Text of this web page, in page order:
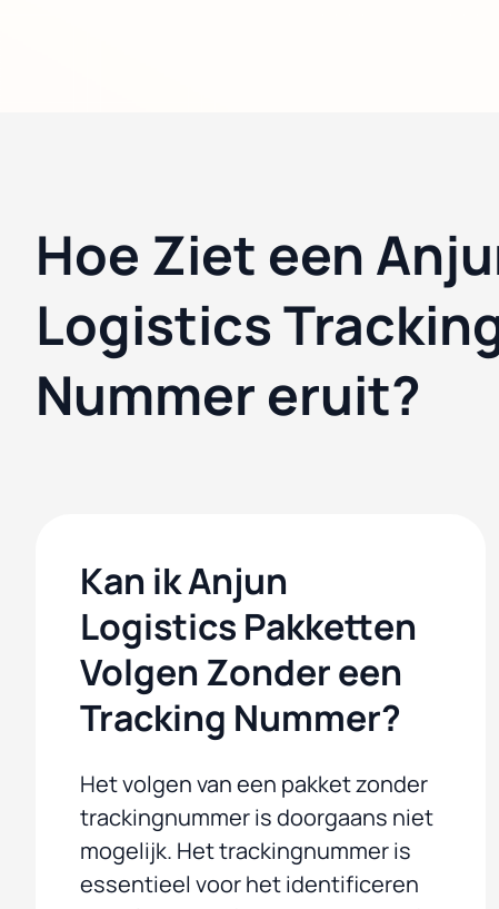
Hoe Ziet een
Logistics
Nummer eruit?
Kan ik Anjun
Logistics Pakketten
Volgen Zonder een
Tracking Nummer?
Het volgen van een pakket zonder
trackingnummer is doorgaans niet
mogelijk. Het trackingnummer is
essentieel voor het identificeren